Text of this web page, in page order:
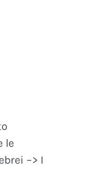
le
–> I